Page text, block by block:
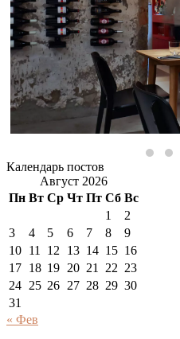
Календарь постов
Август 2026
Пн Вт Ср Чт Пт Сб Вс
1
2
3
4 5 6 7 8
9
10 11 12 13 14 15 16
17 18 19 20 21 22 23
24 25 26 27 28 29 30
31
« Фев